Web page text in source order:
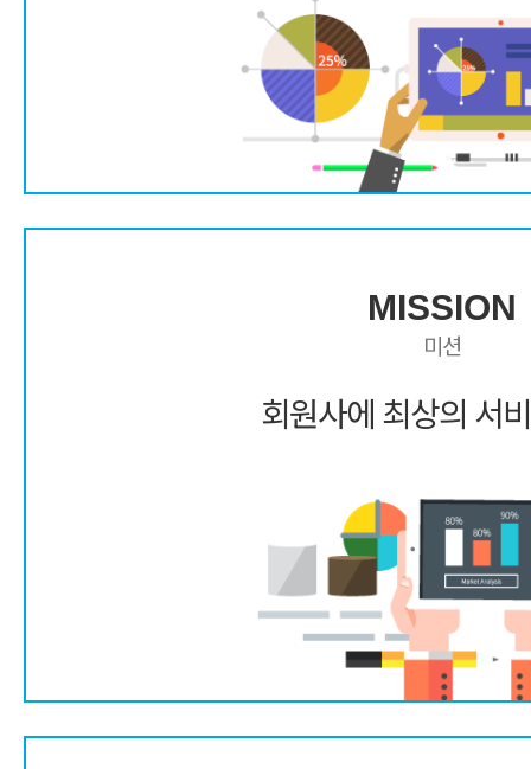
MISSION
미션
회원사에 최상의 서